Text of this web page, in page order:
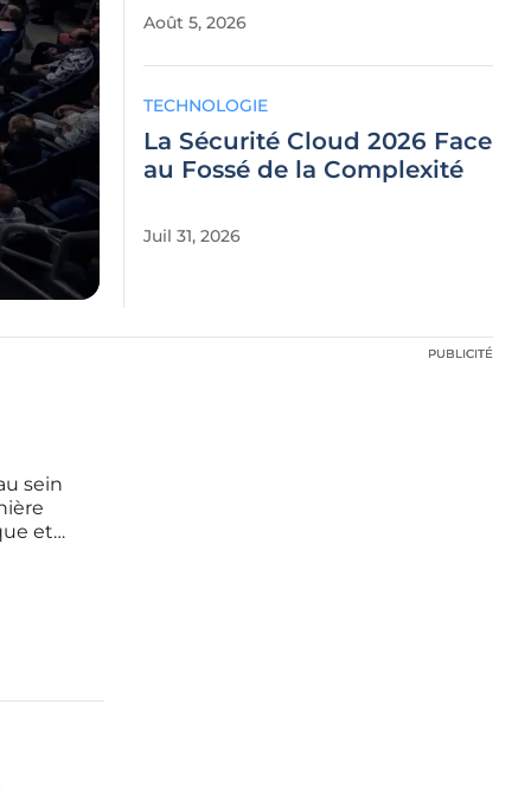
Août 5, 2026
TECHNOLOGIE
La Sécurité Cloud 2026 Face
au Fossé de la Complexité
Juil 31, 2026
sein
et
PUBLICITÉ
PUBLICITÉ